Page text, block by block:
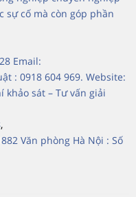
sự cố mà còn góp phần
Email:
: 0918 604 969. Website:
sát – Tư vấn giải
,
Văn phòng Hà Nội : Số